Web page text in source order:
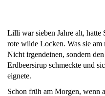
Lilli war sieben Jahre alt, hatte
rote wilde Locken. Was sie
Nicht irgendeinen, sondern
Erdbeersirup schmeckte und
eignete.
Schon früh am Morgen, wenn